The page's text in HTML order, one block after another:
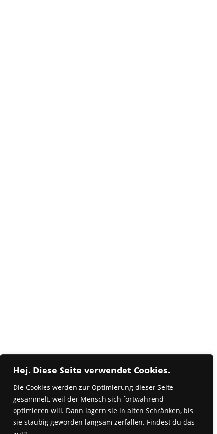
Hej. Diese Seite verwendet Cookies.
Die Cookies werden zur Optimierung dieser Seite
gesammelt, weil der Mensch sich fortwährend
optimieren will. Dann lagern sie in alten Schränken, bis
sie staubig geworden langsam zerfallen. Findest du das